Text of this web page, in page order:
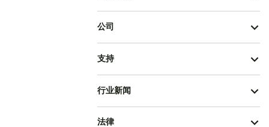
公司
支持
行业新闻
法律